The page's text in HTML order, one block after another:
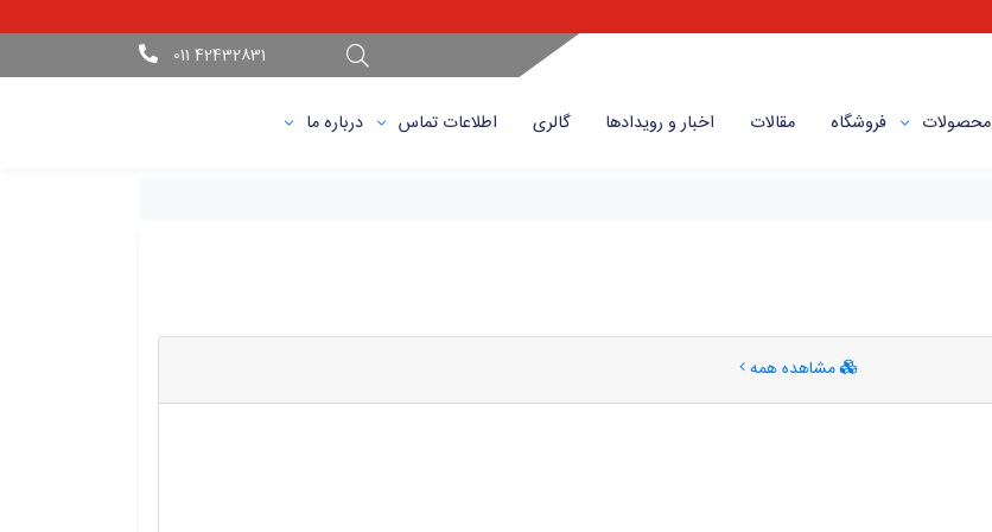
42432831 011
محصولات فروشگاه مقالات اخبار و رویداد‌ها گالری اطلاعات تماس درباره ما
مشاهده همه